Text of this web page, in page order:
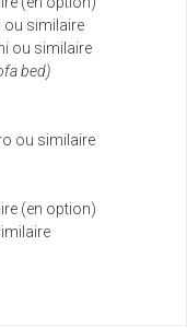
ou similaire
ou similaire
bed)
ou similaire
(en option)